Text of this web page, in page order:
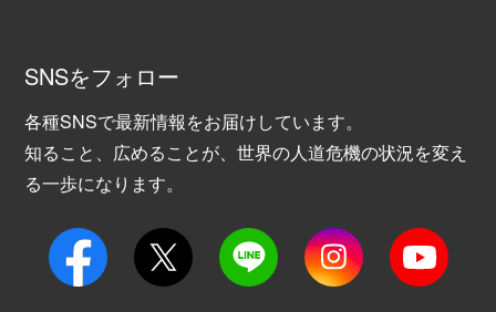
SNSをフォロー
各種SNSで最新情報をお届けしています。
知ること、広めることが、世界の人道危機の状況を変え
る一歩になります。